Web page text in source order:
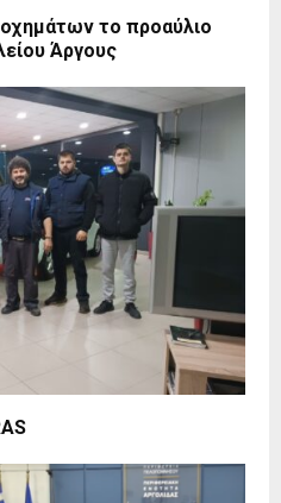
το προαύλιο
Άργους